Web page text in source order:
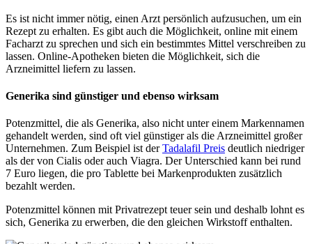
Es ist nicht immer nötig, einen Arzt persönlich aufzusuchen, um ein
Rezept zu erhalten. Es gibt auch die Möglichkeit, online mit einem
Facharzt zu sprechen und sich ein bestimmtes Mittel verschreiben zu
lassen. Online-Apotheken bieten die Möglichkeit, sich die
Arzneimittel liefern zu lassen.
Generika sind günstiger und ebenso wirksam
Potenzmittel, die als Generika, also nicht unter einem Markennamen
gehandelt werden, sind oft viel günstiger als die Arzneimittel großer
Unternehmen. Zum Beispiel ist derTadalafil Preis deutlich niedriger
als der von Cialis oder auch Viagra. Der Unterschied kann bei rund
7 Euro liegen, die pro Tablette bei Markenprodukten zusätzlich
bezahlt werden.
Potenzmittel können mit Privatrezept teuer sein und deshalb lohnt es
sich, Generika zu erwerben, die den gleichen Wirkstoff enthalten.